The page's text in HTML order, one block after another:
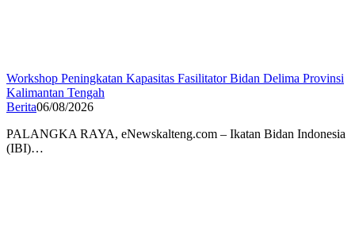
Workshop Peningkatan Kapasitas Fasilitator Bidan Delima Provinsi
Kalimantan Tengah
Berita06/08/2026
PALANGKA RAYA, eNewskalteng.com – Ikatan Bidan Indonesia
(IBI)…